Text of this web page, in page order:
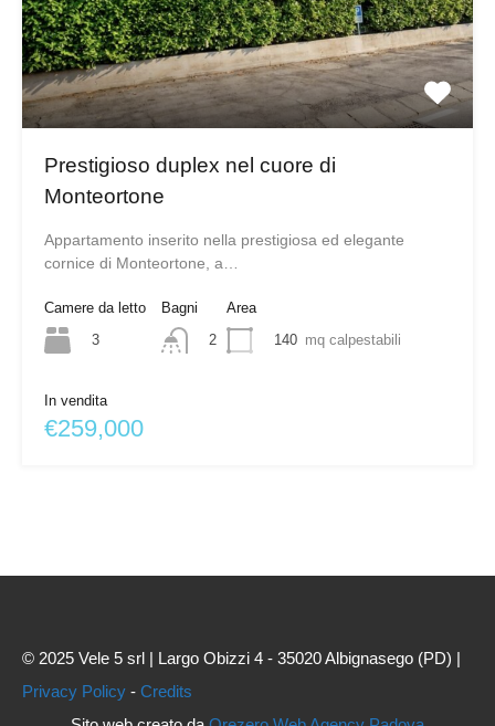
Prestigioso duplex nel cuore di
Monteortone
Appartamento inserito nella prestigiosa ed elegante
cornice di Monteortone, a…
Camere da letto
3
Bagni
2
Area
140 mq calpestabili
In vendita
€259,000
© 2025 Vele 5 srl | Largo Obizzi 4 - 35020 Albignasego (PD) |
Privacy Policy - Credits